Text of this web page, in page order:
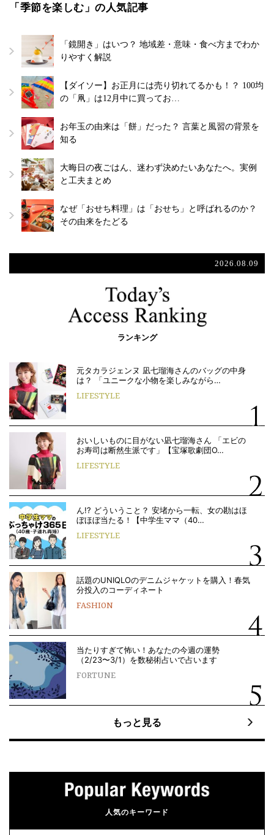
「季節を楽しむ」の人気記事
「鏡開き」はいつ？ 地域差・意味・食べ方までわか
りやすく解説
【ダイソー】お正月には売り切れてるかも！？ 100均
の「凧」は12月中に買ってお…
お年玉の由来は「餅」だった？ 言葉と風習の背景を
知る
大晦日の夜ごはん、迷わず決めたいあなたへ。実例
と工夫まとめ
なぜ「おせち料理」は「おせち」と呼ばれるのか？
その由来をたどる
2026.08.09
ランキング
元タカラジェンヌ 凪七瑠海さんのバッグの中身
は？ 「ユニークな小物を楽しみながら…
LIFESTYLE
おいしいものに目がない凪七瑠海さん 「エビの
お寿司は断然生派です」【宝塚歌劇団O…
LIFESTYLE
ん!? どういうこと？ 安堵から一転、女の勘はほ
ぼほぼ当たる！【中学生ママ（40…
LIFESTYLE
話題のUNIQLOのデニムジャケットを購入！春気
分投入のコーディネート
FASHION
当たりすぎて怖い！あなたの今週の運勢
（2/23〜3/1）を数秘術占いで占います
FORTUNE
もっと見る
人気のキーワード